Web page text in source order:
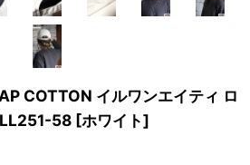
COTTON イルワンエイティ ロ
58 [ホワイト]